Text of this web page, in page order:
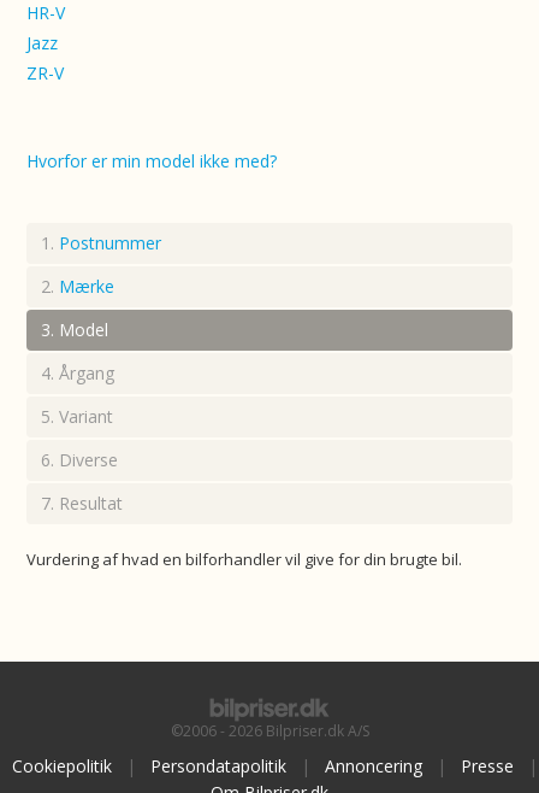
HR-V
Jazz
ZR-V
Hvorfor er min model ikke med?
Postnummer
Mærke
Model
Årgang
Variant
Diverse
Resultat
Vurdering af hvad en bilforhandler vil give for din brugte bil.
©2006 - 2026 Bilpriser.dk A/S
Cookiepolitik | Persondatapolitik | Annoncering | Presse
|